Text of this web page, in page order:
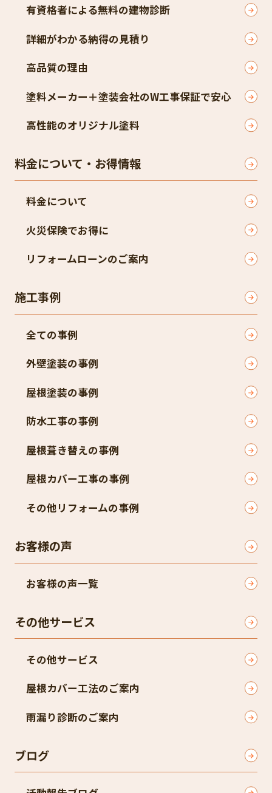
有資格者による無料の建物診断
詳細がわかる納得の見積り
高品質の理由
塗料メーカー＋塗装会社のW工事保証で安心
高性能のオリジナル塗料
料金について・お得情報
料金について
火災保険でお得に
リフォームローンのご案内
施工事例
全ての事例
外壁塗装の事例
屋根塗装の事例
防水工事の事例
屋根葺き替えの事例
屋根カバー工事の事例
その他リフォームの事例
お客様の声
お客様の声一覧
その他サービス
その他サービス
屋根カバー工法のご案内
雨漏り診断のご案内
ブログ